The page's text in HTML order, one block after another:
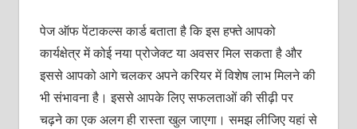
पेज ऑफ पेंटाकल्‍स कार्ड बताता है कि इस हफ्ते आपको
कार्यक्षेत्र में कोई नया प्रोजेक्‍ट या अवसर मिल सकता है और
इससे आपको आगे चलकर अपने करियर में विशेष लाभ मिलने की
भी संभावना है। इससे आपके लिए सफलताओं की सीढ़ी पर
चढ़ने का एक अलग ही रास्‍ता खुल जाएगा। समझ लीजिए यहां से